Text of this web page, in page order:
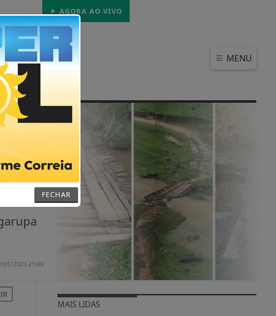
AGORA AO VIVO
MENU
Contato
FECHAR
do
01/2023 21:49
MAIS LIDAS